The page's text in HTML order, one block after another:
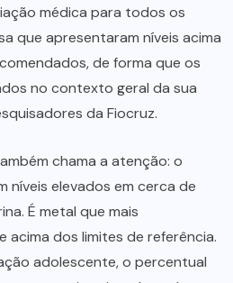
médica para todos os
que apresentaram níveis acima
de forma que os
no contexto geral da sua
da Fiocruz.
chama a atenção: o
níveis elevados em cerca de
É metal que mais
dos limites de referência.
adolescente, o percentual